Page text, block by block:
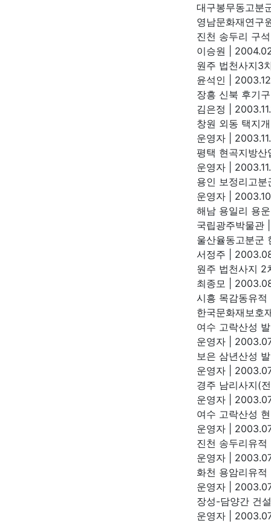
대구봉무동고분
영남문화재연구
진천 송두리 구
이승원
원주 법천사지3
윤석인
장흥 신북 후기
김은정
창원 외동 택지
운영자
평택 현곡지방
운영자
용인 보정리고분
운영자
해남 용일리 용
국립광주박물관
울산율동고분군
서정주
원주 법천사지 2
최종모
시흥 목감동유적
한국문화재보호
여수 고락산성
운영자
보은 삼년산성
운영자
경주 남리사지(
운영자
여수 고락산성
운영자
진천 송두리유적
운영자
화천 용암리유적
운영자
장성-담양간 건
운영자